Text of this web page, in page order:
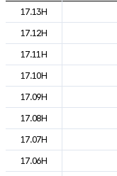
도시별 기상실황표로 지
17.13H
17.12H
17.11H
17.10H
17.09H
17.08H
17.07H
17.06H